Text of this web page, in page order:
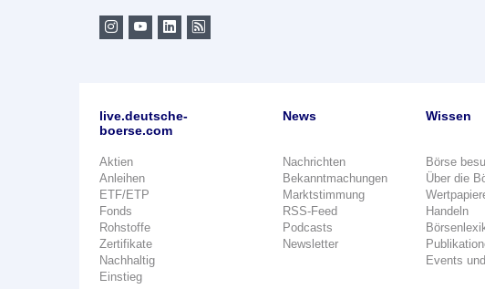
live.deutsche-
boerse.com
Aktien
Anleihen
ETF/ETP
Fonds
Rohstoffe
Zertifikate
Nachhaltig
Einstieg
News
Nachrichten
Bekanntmachungen
Marktstimmung
RSS-Feed
Podcasts
Newsletter
Wissen
Börse
Über die
Handeln
Events